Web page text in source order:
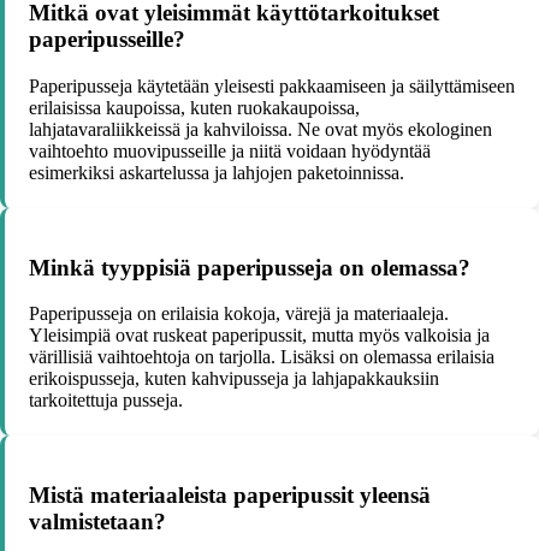
Mitkä ovat yleisimmät käyttötarkoitukset
paperipusseille?
Paperipusseja käytetään yleisesti pakkaamiseen ja säilyttämiseen
erilaisissa kaupoissa, kuten ruokakaupoissa,
lahjatavaraliikkeissä ja kahviloissa. Ne ovat myös ekologinen
vaihtoehto muovipusseille ja niitä voidaan hyödyntää
esimerkiksi askartelussa ja lahjojen paketoinnissa.
Minkä tyyppisiä paperipusseja on olemassa?
Paperipusseja on erilaisia kokoja, värejä ja materiaaleja.
Yleisimpiä ovat ruskeat paperipussit, mutta myös valkoisia ja
värillisiä vaihtoehtoja on tarjolla. Lisäksi on olemassa erilaisia
erikoispusseja, kuten kahvipusseja ja lahjapakkauksiin
tarkoitettuja pusseja.
Mistä materiaaleista paperipussit yleensä
valmistetaan?